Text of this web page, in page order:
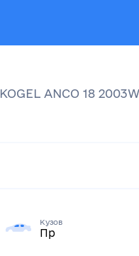
KOGEL ANCO 18 2003
Кузов
Пр